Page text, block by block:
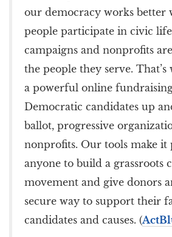
our democracy works better
people participate in civic
campaigns and nonprofits
the people they serve. That’s
a powerful online
Democratic candidates up
ballot, progressive
nonprofits. Our tools make it
anyone to build a grassroots
movement and give donors
secure way to support their
candidates and causes. (